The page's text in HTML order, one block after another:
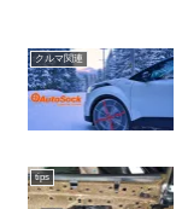
クルマ関連
tips